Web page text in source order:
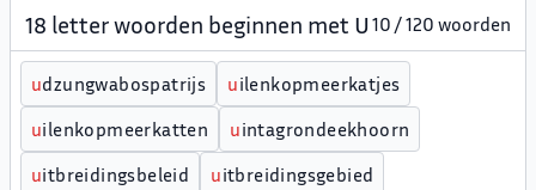
18 letter woorden beginnen met U10 / 120 woorden
udzungwabospatrijs uilenkopmeerkatjes
uilenkopmeerkatten uintagrondeekhoorn
uitbreidingsbeleid uitbreidingsgebied